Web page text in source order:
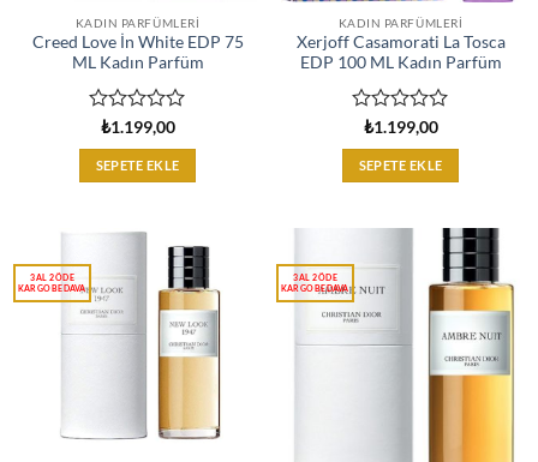
KADIN PARFÜMLERI
Creed Love İn White EDP 75
ML Kadın Parfüm
üzerinden
0
oy
₺1.199,00
SEPETE EKLE
KADIN PARFÜMLERI
Xerjoff Casamorati La Tosca
EDP 100 ML Kadın Parfüm
üzerinden
0
oy
₺1.199,00
SEPETE EKLE